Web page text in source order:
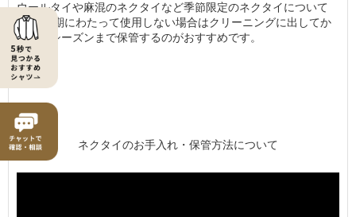
ウールタイや麻混のネクタイなど季節限定のネクタイについて
も、 長期にわたって使用しない場合はクリーニングに出してか
ら次のシーズンまで保管するのがおすすめです。
ネクタイのお手入れ・保管方法について